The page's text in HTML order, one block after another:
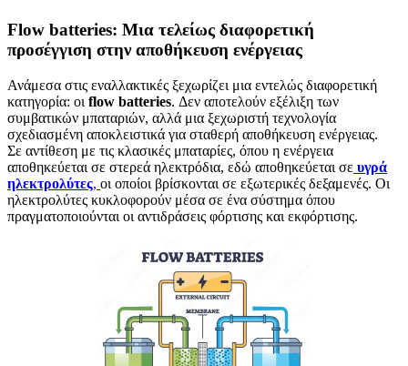
Flow batteries: Μια τελείως διαφορετική
προσέγγιση στην αποθήκευση ενέργειας
Ανάμεσα στις εναλλακτικές ξεχωρίζει μια εντελώς διαφορετική
κατηγορία: οι flow batteries. Δεν αποτελούν εξέλιξη των
συμβατικών μπαταριών, αλλά μια ξεχωριστή τεχνολογία
σχεδιασμένη αποκλειστικά για σταθερή αποθήκευση ενέργειας.
Σε αντίθεση με τις κλασικές μπαταρίες, όπου η ενέργεια
αποθηκεύεται σε στερεά ηλεκτρόδια, εδώ αποθηκεύεται σε υγρά
ηλεκτρολύτες, οι οποίοι βρίσκονται σε εξωτερικές δεξαμενές. Οι
ηλεκτρολύτες κυκλοφορούν μέσα σε ένα σύστημα όπου
πραγματοποιούνται οι αντιδράσεις φόρτισης και εκφόρτισης.